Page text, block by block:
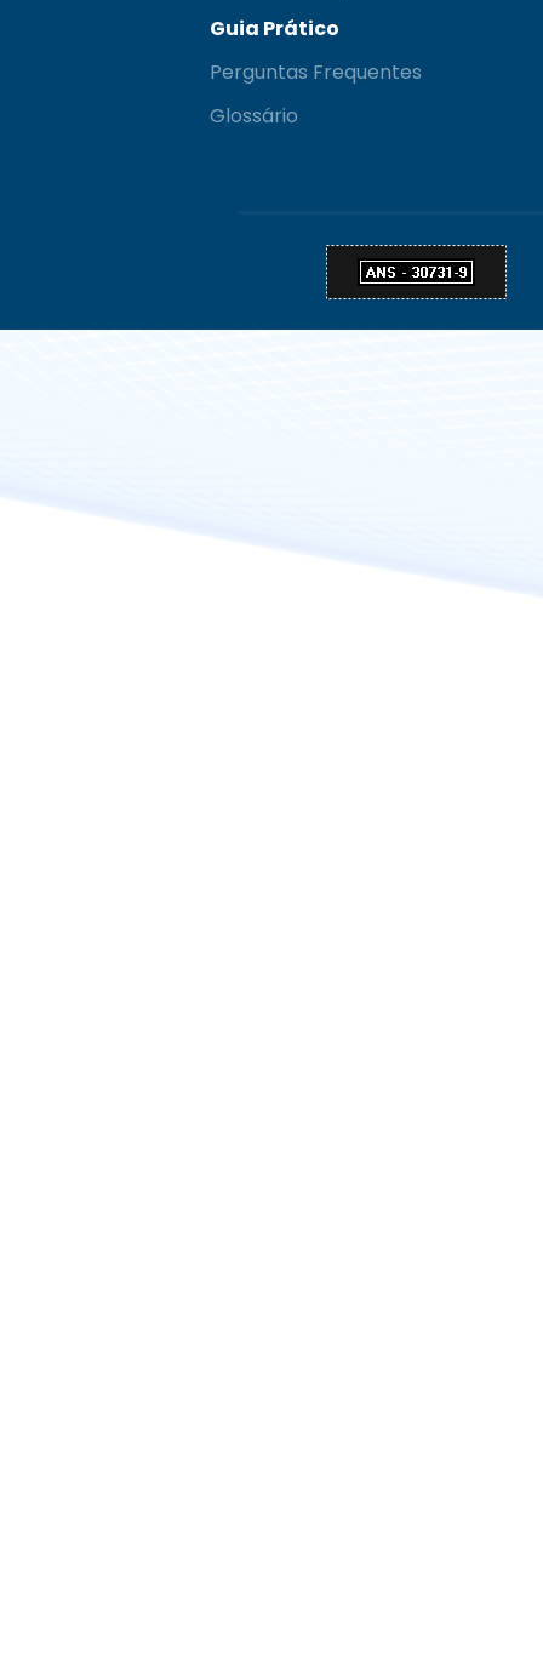
Guia Prático
Perguntas Frequentes
Glossário